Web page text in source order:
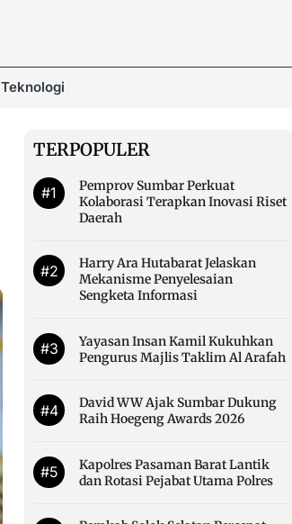
Teknologi
TERPOPULER
#1
Pemprov Sumbar Perkuat
Kolaborasi Terapkan Inovasi Riset
Daerah
#2
Harry Ara Hutabarat Jelaskan
Mekanisme Penyelesaian
Sengketa Informasi
#3
Yayasan Insan Kamil Kukuhkan
Pengurus Majlis Taklim Al Arafah
#4
David WW Ajak Sumbar Dukung
Raih Hoegeng Awards 2026
#5
Kapolres Pasaman Barat Lantik
dan Rotasi Pejabat Utama Polres